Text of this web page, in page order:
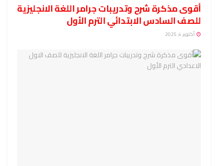
أقوى مذكرة شرح وتدريبات جرامر اللغة الانجليزية
للصف السادس الابتدائي الترم الأول
أكتوبر 4, 2025